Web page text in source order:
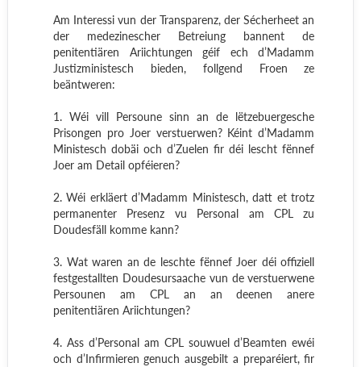
Am Interessi vun der Transparenz, der Sécherheet an
der medezinescher Betreiung bannent de
penitentiären Ariichtungen géif ech d’Madamm
Justizministesch bieden, follgend Froen ze
beäntweren:
1. Wéi vill Persoune sinn an de lëtzebuergesche
Prisongen pro Joer verstuerwen? Kéint d’Madamm
Ministesch dobäi och d’Zuelen fir déi lescht fënnef
Joer am Detail opféieren?
2. Wéi erkläert d’Madamm Ministesch, datt et trotz
permanenter Presenz vu Personal am CPL zu
Doudesfäll komme kann?
3. Wat waren an de leschte fënnef Joer déi offiziell
festgestallten Doudesursaache vun de verstuerwene
Persounen am CPL an an deenen anere
penitentiären Ariichtungen?
4. Ass d’Personal am CPL souwuel d’Beamten ewéi
och d’Infirmieren genuch ausgebilt a preparéiert, fir